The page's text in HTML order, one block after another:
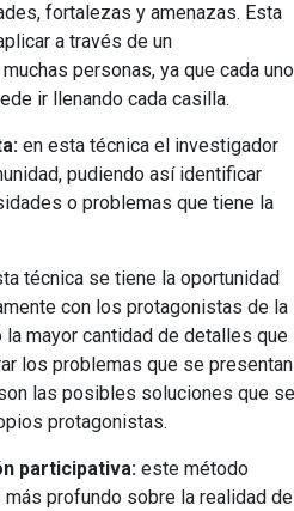
fortalezas y amenazas. Esta
a través de un
personas, ya que cada uno
ir llenando cada casilla.
en esta técnica el investigador
pudiendo así identificar
o problemas que tiene la
técnica se tiene la oportunidad
con los protagonistas de la
la mayor cantidad de detalles que
los problemas que se presentan
las posibles soluciones que se
protagonistas.
participativa: este método
profundo sobre la realidad de